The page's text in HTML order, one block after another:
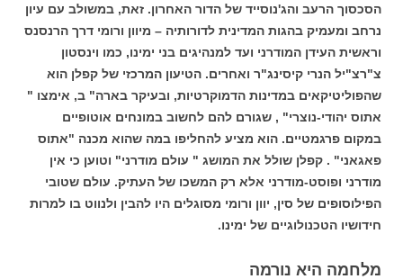
הסכסוך הרעב והג'נוסייד של הדור האחרון. זאת, במשולב עם עיון
נרחב ומעמיק בהגות המדינית לדורותיה – מיוון ורומי דרך הרנסנס
וראשית העידן המודרני ועד למנהיגים בני ימינו, כמו וינסטון
צ"רצ"יל הנרי קיסינג"ר ואחרים. הטיעון המרכזי של קפלן הוא
שהפוליטיקאים במדינות הדמוקרטיות, ובעיקר בארה" ב, אימצו "
אתוס יהודי-נוצרי" , שגורם להם לחשוב במונחים אוטופיים
במקום פרגמטיים. הוא מציע להחליפו במה שהוא מכנה "אתוס
פאגאני" . קפלן שולל את המושג " עולם מודרני" וטוען כי אין
מודרני ופוסט-מודרני אלא רק המשכו של העתיק. עולם שטובי
הפילוסופים של סין, יוון ורומי מסוגלים היו להבין ולנווט בו למרות
חידושיו הטכנולוגיים של ימינו.
מלחמה היא נורמה